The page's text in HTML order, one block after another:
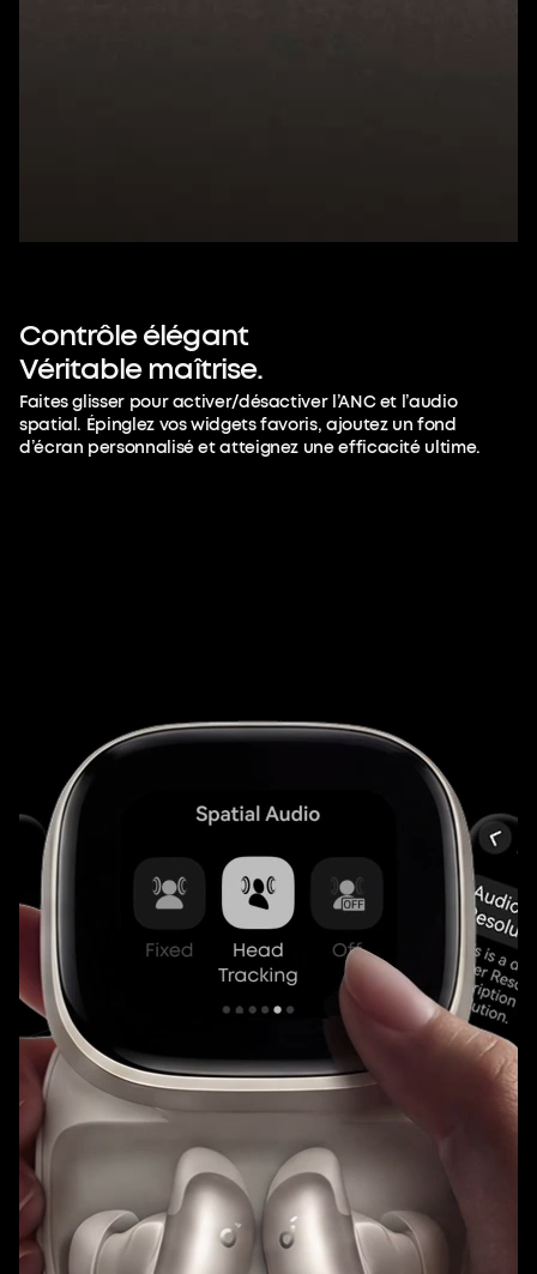
Contrôleélégant
Véritablemaîtrise.
Faites glisser pour activer/désactiver l’ANC et l’audio
spatial. Épinglez vos widgets favoris, ajoutez un fond
d’écran personnalisé et atteignez une efficacité ultime.